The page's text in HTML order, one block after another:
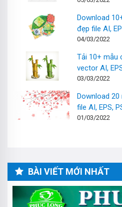
Download
đẹp file AI,
04/03/2022
Tải 10+ mẫu
vector AI,
03/03/2022
Download
file AI, EPS,
01/03/2022
BÀI VIẾT MỚI NHẤT